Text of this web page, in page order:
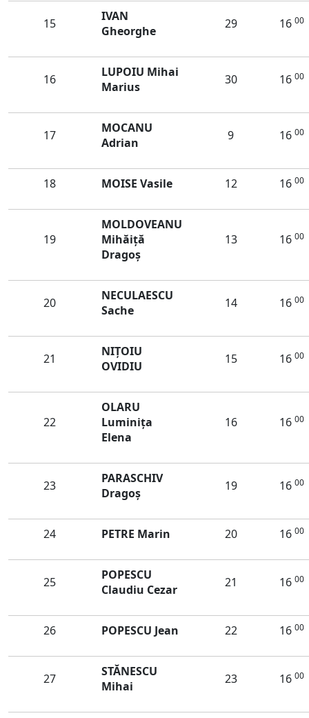
15
IVAN
Gheorghe
29 16 00
16
LUPOIU Mihai
Marius
30 16 00
17
MOCANU
Adrian
9 16 00
18 MOISE Vasile 12 16 00
19
MOLDOVEANU
Mihăiţă
Dragoş
13 16 00
20
NECULAESCU
Sache
14 16 00
21
NIȚOIU
OVIDIU
15 16 00
22
OLARU
Luminiţa
Elena
16 16 00
23
PARASCHIV
Dragoș
19 16 00
24 PETRE Marin 20 16 00
25
POPESCU
Claudiu Cezar
21 16 00
26 POPESCU Jean 22 16 00
27
STĂNESCU
Mihai
23 16 00